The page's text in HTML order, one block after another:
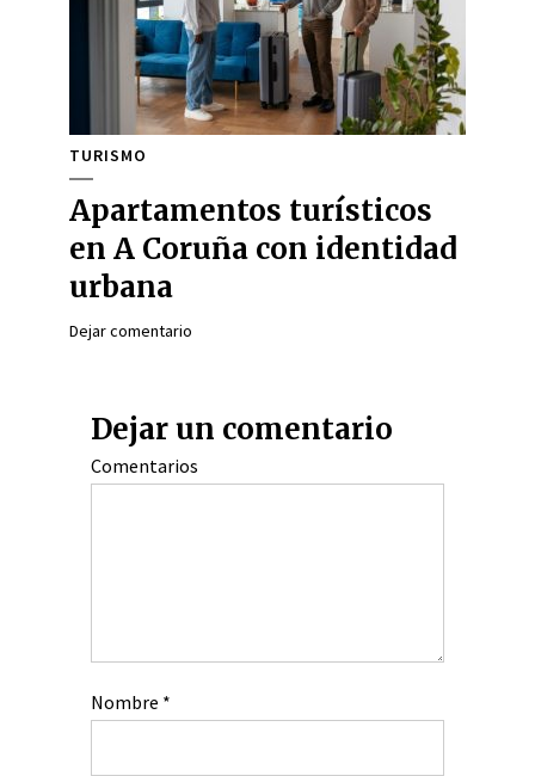
TURISMO
Apartamentos turísticos
en A Coruña con identidad
urbana
Dejar comentario
Dejar un comentario
Comentarios
Nombre *